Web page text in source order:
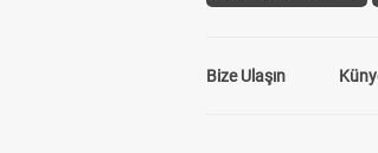
Bize Ulaşın